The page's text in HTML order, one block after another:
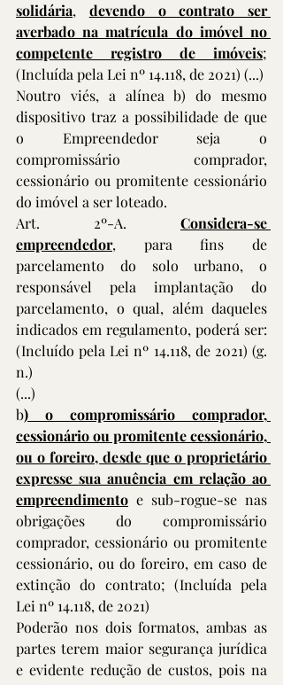
solidária, devendo o contrato ser
averbado na matrícula do imóvel no
competente registro de imóveis;
(Incluída pela Lei nº 14.118, de 2021) (...)
Noutro viés, a alínea b) do mesmo
dispositivo traz a possibilidade de que
o Empreendedor seja o
compromissário comprador,
cessionário ou promitente cessionário
do imóvel a ser loteado.
Art. 2º-A. Considera-se
empreendedor, para fins de
parcelamento do solo urbano, o
responsável pela implantação do
parcelamento, o qual, além daqueles
indicados em regulamento, poderá ser:
(Incluído pela Lei nº 14.118, de 2021) (g.
n.)
(...)
b) o compromissário comprador,
cessionário ou promitente cessionário,
ou o foreiro, desde que o proprietário
expresse sua anuência em relação ao
empreendimento e sub-rogue-se nas
obrigações do compromissário
comprador, cessionário ou promitente
cessionário, ou do foreiro, em caso de
extinção do contrato; (Incluída pela
Lei nº 14.118, de 2021)
Poderão nos dois formatos, ambas as
partes terem maior segurança jurídica
e evidente redução de custos, pois na